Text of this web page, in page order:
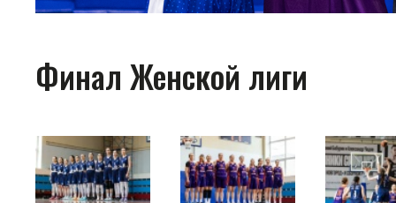
Финал Женской лиги